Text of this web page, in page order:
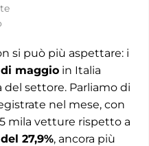
si può più aspettare: i
maggio in Italia
settore. Parliamo di
nel mese, con
mila vetture rispetto a
27,9%, ancora più